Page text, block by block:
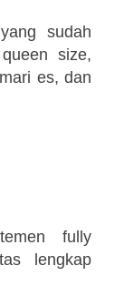
sudah
size,
es, dan
fully
lengkap